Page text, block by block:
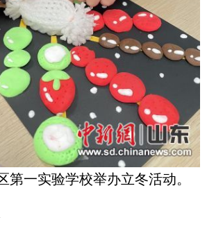
第一实验学校举办立冬活动。